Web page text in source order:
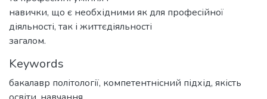
навички, що є необхідними як для професійної
діяльності, так і життєдіяльності
загалом.
Keywords
бакалавр політології, компетентнісний підхід, якість